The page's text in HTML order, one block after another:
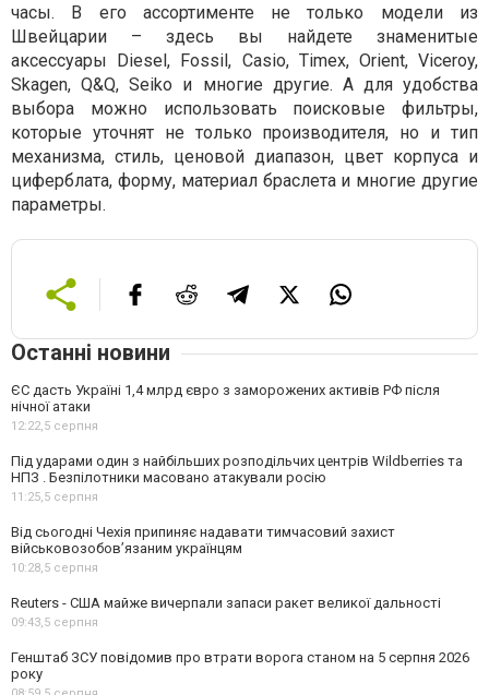
часы. В его ассортименте не только модели из
Швейцарии – здесь вы найдете знаменитые
аксессуары Diesel, Fossil, Casio, Timex, Orient, Viceroy,
Skagen, Q&Q, Seiko и многие другие. А для удобства
выбора можно использовать поисковые фильтры,
которые уточнят не только производителя, но и тип
механизма, стиль, ценовой диапазон, цвет корпуса и
циферблата, форму, материал браслета и многие другие
параметры.
Останні новини
ЄС дасть Україні 1,4 млрд євро з заморожених активів РФ після
нічної атаки
12:22,5 серпня
Під ударами один з найбільших розподільчих центрів Wildberries та
НПЗ . Безпілотники масовано атакували росію
11:25,5 серпня
Від сьогодні Чехія припиняє надавати тимчасовий захист
військовозобов’язаним українцям
10:28,5 серпня
Reuters - США майже вичерпали запаси ракет великої дальності
09:43,5 серпня
Генштаб ЗСУ повідомив про втрати ворога станом на 5 серпня 2026
року